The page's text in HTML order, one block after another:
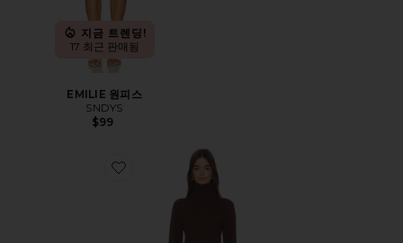
지금 트렌딩!
17 최근 판매됨
EMILIE 원피스
SNDYS
$99
Favorite ALY 원피스